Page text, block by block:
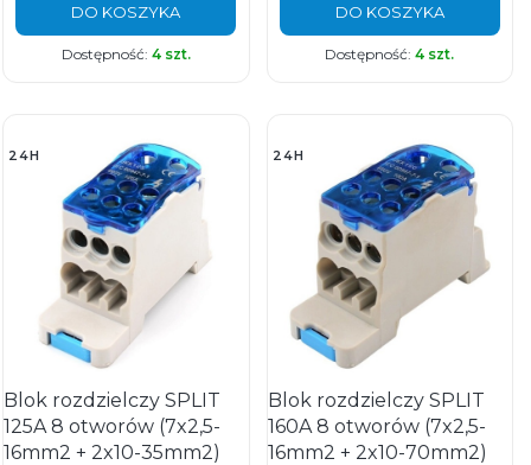
DO KOSZYKA
Dostępność: 4 szt.
DO KOSZYKA
Dostępność:4 szt.
24H
Blok rozdzielczy SPLIT
125A 8 otworów (7x2,5-
16mm2 + 2x10-35mm2)
24H
Blok rozdzielczy SPLIT
160A 8 otworów (7x2,5-
16mm2 + 2x10-70mm2)